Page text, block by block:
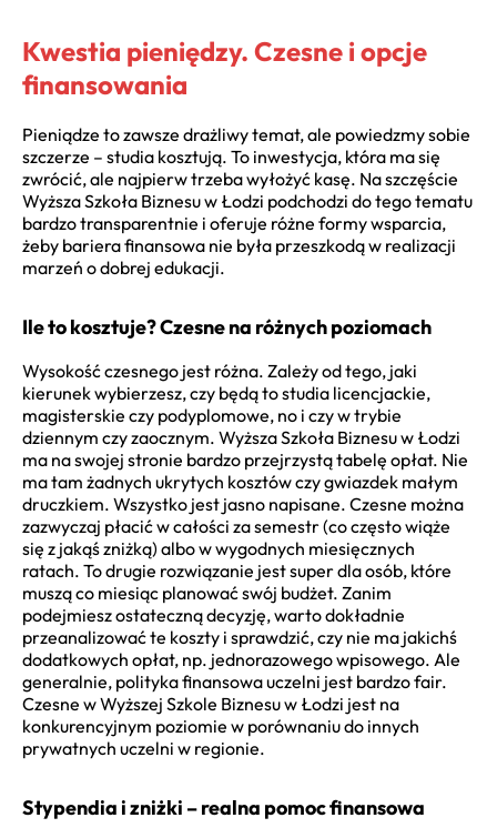
Kwestia pieniędzy. Czesne i opcje
finansowania
Pieniądze to zawsze drażliwy temat, ale powiedzmy sobie
szczerze – studia kosztują. To inwestycja, która ma się
zwrócić, ale najpierw trzeba wyłożyć kasę. Na szczęście
Wyższa Szkoła Biznesu w Łodzi podchodzi do tego tematu
bardzo transparentnie i oferuje różne formy wsparcia,
żeby bariera finansowa nie była przeszkodą w realizacji
marzeń o dobrej edukacji.
Ile to kosztuje? Czesne na różnych poziomach
Wysokość czesnego jest różna. Zależy od tego, jaki
kierunek wybierzesz, czy będą to studia licencjackie,
magisterskie czy podyplomowe, no i czy w trybie
dziennym czy zaocznym. Wyższa Szkoła Biznesu w Łodzi
ma na swojej stronie bardzo przejrzystą tabelę opłat. Nie
ma tam żadnych ukrytych kosztów czy gwiazdek małym
druczkiem. Wszystko jest jasno napisane. Czesne można
zazwyczaj płacić w całości za semestr (co często wiąże
się z jakąś zniżką) albo w wygodnych miesięcznych
ratach. To drugie rozwiązanie jest super dla osób, które
muszą co miesiąc planować swój budżet. Zanim
podejmiesz ostateczną decyzję, warto dokładnie
przeanalizować te koszty i sprawdzić, czy nie ma jakichś
dodatkowych opłat, np. jednorazowego wpisowego. Ale
generalnie, polityka finansowa uczelni jest bardzo fair.
Czesne w Wyższej Szkole Biznesu w Łodzi jest na
konkurencyjnym poziomie w porównaniu do innych
prywatnych uczelni w regionie.
Stypendia i zniżki – realna pomoc finansowa